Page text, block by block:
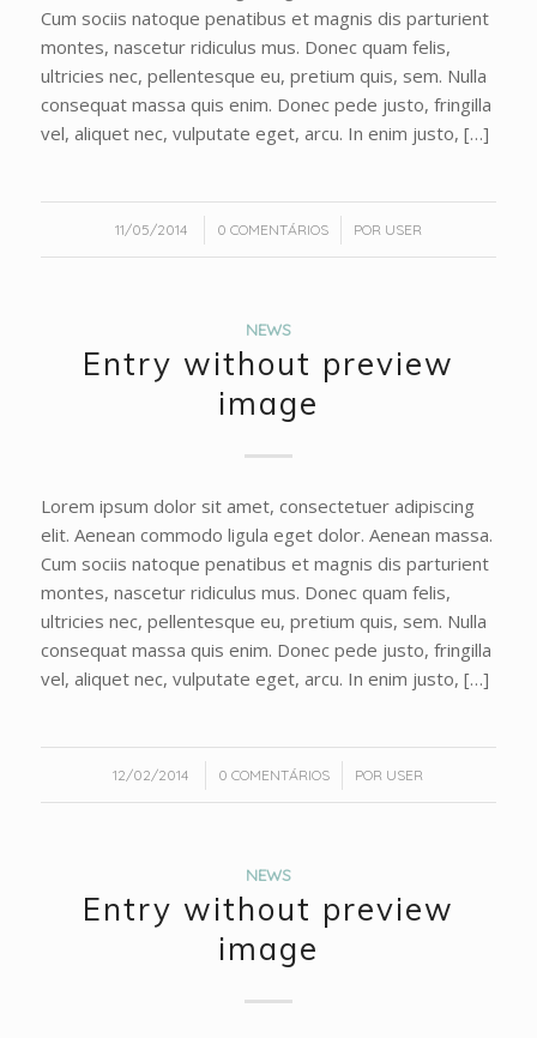
Cum sociis natoque penatibus et magnis dis parturient
montes, nascetur ridiculus mus. Donec quam felis,
ultricies nec, pellentesque eu, pretium quis, sem. Nulla
consequat massa quis enim. Donec pede justo, fringilla
vel, aliquet nec, vulputate eget, arcu. In enim justo, […]
11/05/2014
/ 0 COMENTÁRIOS
/ POR USER
NEWS
Entry without preview
image
Lorem ipsum dolor sit amet, consectetuer adipiscing
elit. Aenean commodo ligula eget dolor. Aenean massa.
Cum sociis natoque penatibus et magnis dis parturient
montes, nascetur ridiculus mus. Donec quam felis,
ultricies nec, pellentesque eu, pretium quis, sem. Nulla
consequat massa quis enim. Donec pede justo, fringilla
vel, aliquet nec, vulputate eget, arcu. In enim justo, […]
12/02/2014
/ 0 COMENTÁRIOS
/ POR USER
NEWS
Entry without preview
image